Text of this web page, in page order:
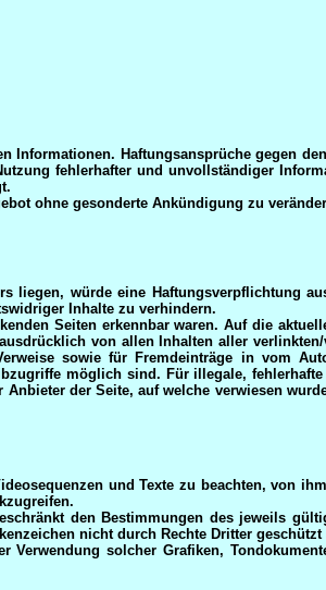
Haftungsansprüche gegen
fehlerhafter und unvollständiger
ohne gesonderte Ankündigung zu
liegen, würde eine Haftungsverpflichtung
Inhalte zu verhindern.
Seiten erkennbar waren. Auf die
von allen Inhalten aller
sowie für Fremdeinträge in vom
möglich sind. Für illegale,
der Seite, auf welche verwiesen
und Texte zu beachten, von
den Bestimmungen des jeweils
nicht durch Rechte Dritter geschützt
solcher Grafiken,